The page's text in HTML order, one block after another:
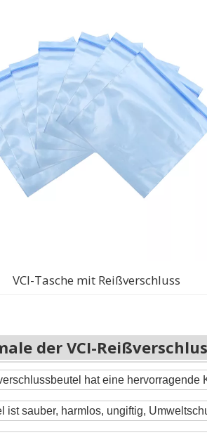
VCI-Tasche mit Reißverschluss
der VCI-
hat eine hervorragende
ist sauber, harmlos, ungiftig,